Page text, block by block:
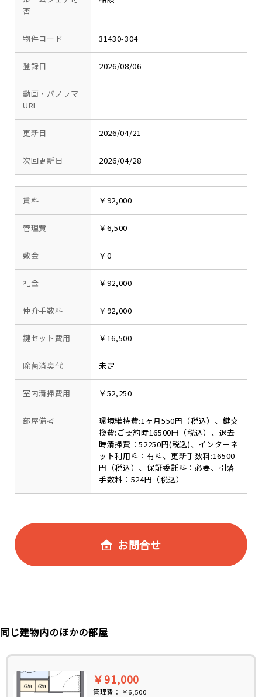
否
物件コード 31430-304
登録日 2026/08/06
動画・パノラマ
URL
更新日 2026/04/21
次回更新日 2026/04/28
賃料 ￥92,000
管理費 ￥6,500
敷金 ￥0
礼金 ￥92,000
仲介手数料 ￥92,000
鍵セット費用 ￥16,500
除菌消臭代 未定
室内清掃費用 ￥52,250
部屋備考
環境維持費:1ヶ月550円（税込）、鍵交
換費:ご契約時16500円（税込）、退去
時清掃費：52250円(税込)、インターネ
ット利用料：有料、更新手数料:16500
円（税込）、保証委託料：必要、引落
手数料：524円（税込）
お問合せ
同じ建物内のほかの部屋
￥91,000
管理費： ￥6,500